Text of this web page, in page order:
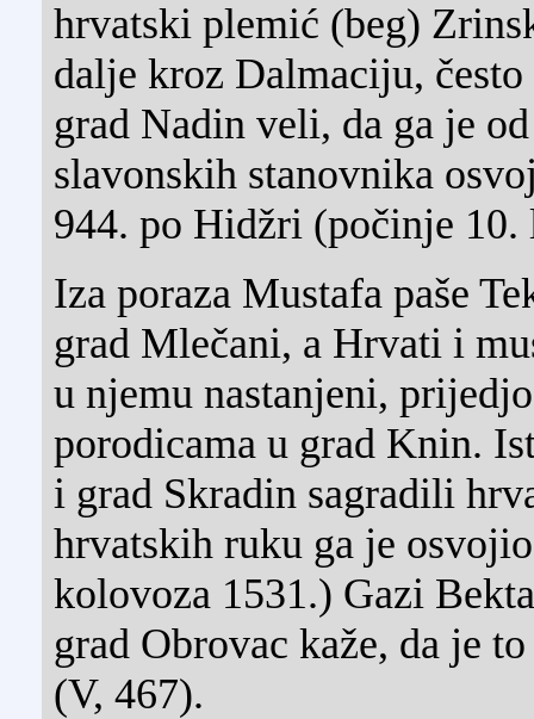
hrvatski plemić (beg)
dalje kroz Dalmaciju,
grad Nadin veli, da ga je
slavonskih stanovnika
944. po Hidžri (počinje 10.
Iza poraza Mustafa paše
grad Mlečani, a Hrvati i
u njemu nastanjeni,
porodicama u grad Knin.
i grad Skradin sagradili
hrvatskih ruku ga je
kolovoza 1531.) Gazi
grad Obrovac kaže, da je
(V, 467).